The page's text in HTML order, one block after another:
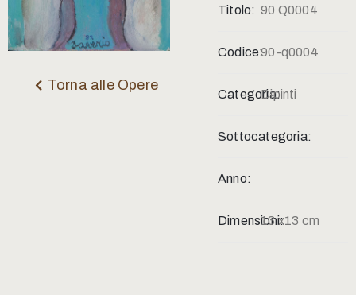
Torna alle Opere
Titolo: 90 Q0004
Codice:90-q0004
Categoria:Dipinti
Sottocategoria:
Anno:
Dimensioni:13 x13 cm